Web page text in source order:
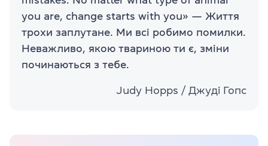
you are, change starts with you» — Життя
трохи заплутане. Ми всі робимо помилки.
Неважливо, якою твариною ти є, зміни
починаються з тебе.
Judy Hopps / Джуді Гопс